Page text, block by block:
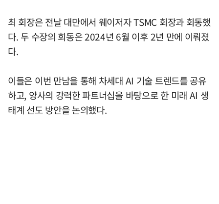
최 회장은 전날 대만에서 웨이저자 TSMC 회장과 회동했
다. 두 수장의 회동은 2024년 6월 이후 2년 만에 이뤄졌
다.
이들은 이번 만남을 통해 차세대 AI 기술 트렌드를 공유
하고, 양사의 강력한 파트너십을 바탕으로 한 미래 AI 생
태계 선도 방안을 논의했다.